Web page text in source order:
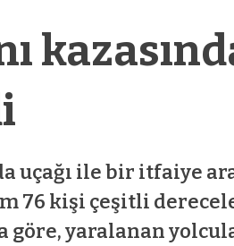
uçağı ile bir itfaiye
76 kişi çeşitli
göre, yaralanan